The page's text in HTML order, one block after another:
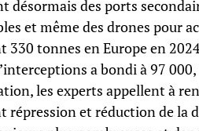
désormais des ports
et même des drones pour
tonnes en Europe en
a bondi à 97
les experts appellent à
répression et réduction de la